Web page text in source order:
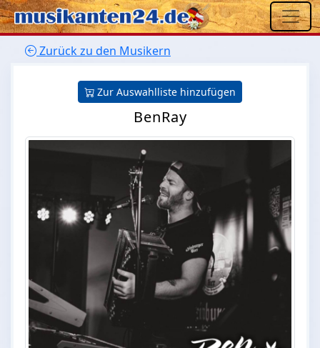
Zurück zu den Musikern
Zur Auswahlliste hinzufügen
BenRay